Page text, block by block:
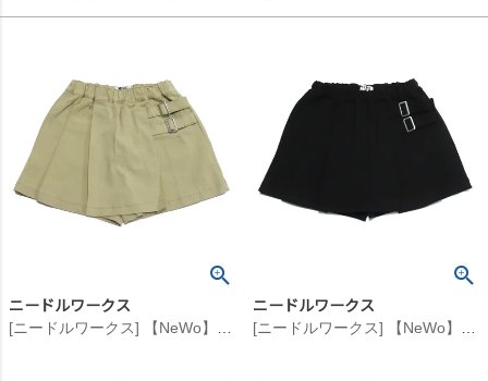
ニードルワークス ニードルワークス